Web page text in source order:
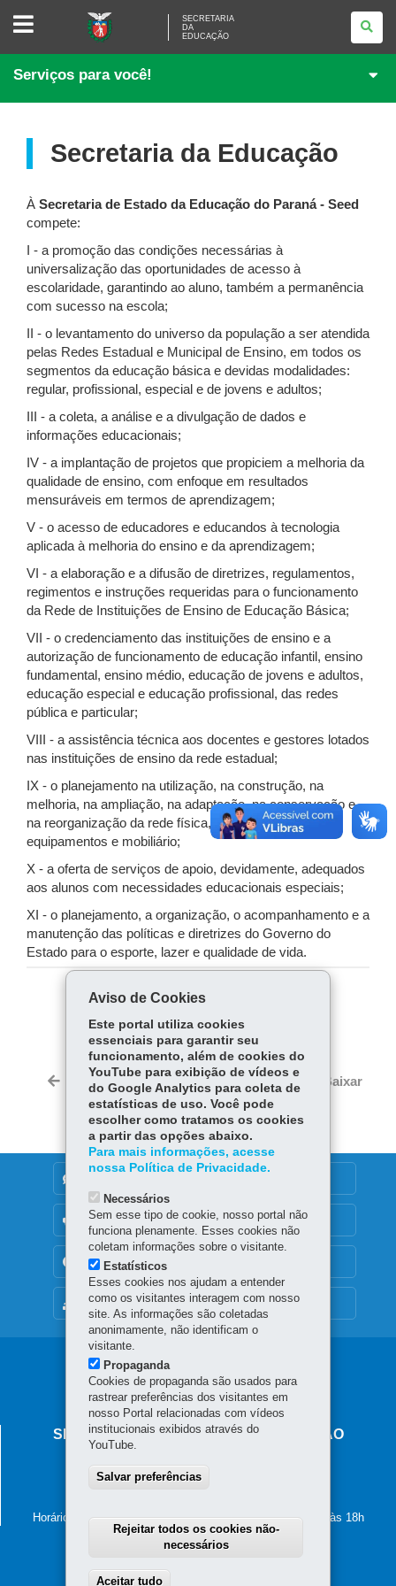
SECRETARIA
EDUCAÇÃO
SECRETARIA
DA
EDUCAÇÃO
Serviços para você!
Secretaria da Educação
À Secretaria de Estado da Educação do Paraná - Seed
compete:
I - a promoção das condições necessárias à
universalização das oportunidades de acesso à
escolaridade, garantindo ao aluno, também a permanência
com sucesso na escola;
II - o levantamento do universo da população a ser atendida
pelas Redes Estadual e Municipal de Ensino, em todos os
segmentos da educação básica e devidas modalidades:
regular, profissional, especial e de jovens e adultos;
III - a coleta, a análise e a divulgação de dados e
informações educacionais;
IV - a implantação de projetos que propiciem a melhoria da
qualidade de ensino, com enfoque em resultados
mensuráveis em termos de aprendizagem;
V - o acesso de educadores e educandos à tecnologia
aplicada à melhoria do ensino e da aprendizagem;
VI - a elaboração e a difusão de diretrizes, regulamentos,
regimentos e instruções requeridas para o funcionamento
da Rede de Instituições de Ensino de Educação Básica;
VII - o credenciamento das instituições de ensino e a
autorização de funcionamento de educação infantil, ensino
fundamental, ensino médio, educação de jovens e adultos,
educação especial e educação profissional, das redes
pública e particular;
VIII - a assistência técnica aos docentes e gestores lotados
nas instituições de ensino da rede estadual;
IX - o planejamento na utilização, na construção, na
melhoria, na ampliação, na adaptação, na conservação e
na reorganização da rede física, composta por prédios,
equipamentos e mobiliário;
X - a oferta de serviços de apoio, devidamente, adequados
aos alunos com necessidades educacionais especiais;
XI - o planejamento, a organização, o acompanhamento e a
manutenção das políticas e diretrizes do Governo do
Estado para o esporte, lazer e qualidade de vida.
COMPARTILHE:
ce
bo
ok
Tw
itt
er
ha
ts
Ap
p
Voltar Início Imprimir Baixar
MAPA DO SITE
OUVIDORIA
TRANSPARÊNCIA INSTITUCIONAL
Navegação
principal
SECRETARIA DE ESTADO DA EDUCAÇÃO
80610-011-Curitiba
Horário de atendimento: de segunda a sexta-feira, das 8h às 18h
Aviso de Cookies
Este portal utiliza cookies
essenciais para garantir seu
funcionamento, além de cookies do
YouTube para exibição de vídeos e
do Google Analytics para coleta de
estatísticas de uso. Você pode
escolher como tratamos os cookies
a partir das opções abaixo.
Para mais informações, acesse
nossa Política de Privacidade.
Necessários
Sem esse tipo de cookie, nosso portal não
funciona plenamente. Esses cookies não
coletam informações sobre o visitante.
Estatísticos
Esses cookies nos ajudam a entender
como os visitantes interagem com nosso
site. As informações são coletadas
anonimamente, não identificam o
visitante.
Propaganda
Cookies de propaganda são usados para
rastrear preferências dos visitantes em
nosso Portal relacionadas com vídeos
institucionais exibidos através do
YouTube.
Salvar preferências
Rejeitar todos os cookies não-
necessários
Aceitar tudo